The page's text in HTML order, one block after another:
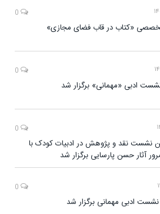
«کتاب در قاب فضای مجازی»
ادبی «مهمانی» برگزار شد
نشست نقد و پژوهش در ادبیات کودک با
آثار حسن پارسایی برگزار شد
ادبی مهمانی برگزار شد